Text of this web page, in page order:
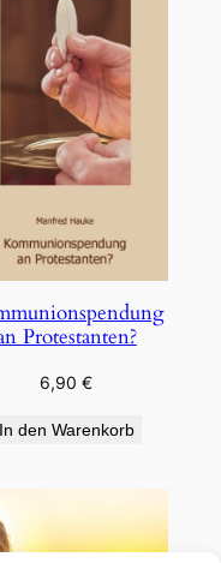
Protestanten?
6,90€
In den Warenkorb